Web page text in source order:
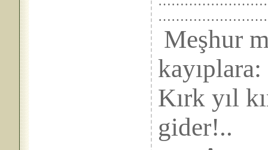
Meşhur
Kırk yıl
gider!..